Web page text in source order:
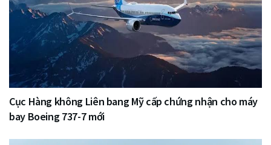
Cục Hàng không Liên bang Mỹ cấp chứng nhận cho máy
bay Boeing 737-7 mới